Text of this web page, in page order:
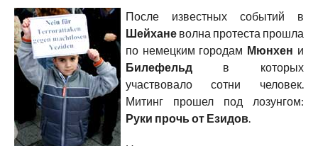
После известных событий в
Шейхане волна протеста прошла
по немецким городам Мюнхен и
Билефельд в которых
участвовало сотни человек.
Митинг прошел под лозунгом:
Руки прочь от Езидов.